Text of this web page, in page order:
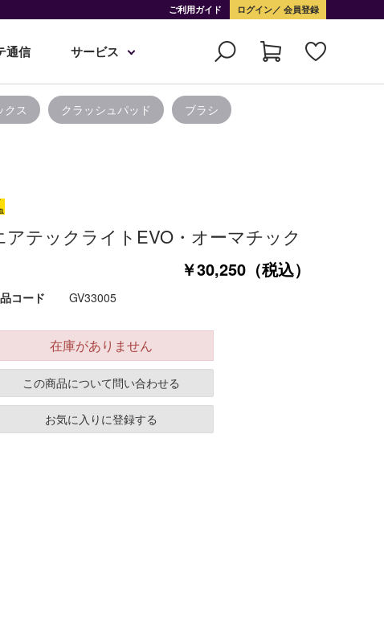
ご利用ガイド ログイン 会員登録
通信 サービス
クス クラッシュパッド ブラシ
アテックライトEVO・オーマチック
￥30,250（税込）
コード GV33005
在庫がありません
この商品について問い合わせる
お気に入りに登録する